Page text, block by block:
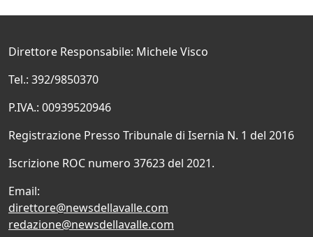
Direttore Responsabile: Michele Visco
Tel.: 392/9850370
P.IVA.: 00939520946
Registrazione Presso Tribunale di Isernia N. 1 del 2016
Iscrizione ROC numero 37623 del 2021.
Email:
direttore@newsdellavalle.com
redazione@newsdellavalle.com